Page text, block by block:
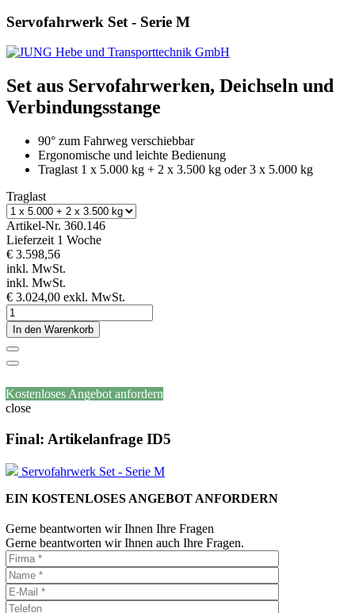
Servofahrwerk Set - Serie M
Set aus Servofahrwerken, Deichseln und
Verbindungsstange
90° zum Fahrweg verschiebbar
Ergonomische und leichte Bedienung
Traglast 1 x 5.000 kg + 2 x 3.500 kg oder 3 x 5.000 kg
Traglast
Artikel-Nr. 360.146
Lieferzeit 1 Woche
€ 3.598,56
inkl. MwSt.
inkl. MwSt.
€ 3.024,00 exkl. MwSt.
In den Warenkorb
Kostenloses Angebot anfordern
close
Final: Artikelanfrage ID5
Servofahrwerk Set - Serie M
EIN KOSTENLOSES ANGEBOT ANFORDERN
Gerne beantworten wir Ihnen Ihre Fragen
Gerne beantworten wir Ihnen auch Ihre Fragen.